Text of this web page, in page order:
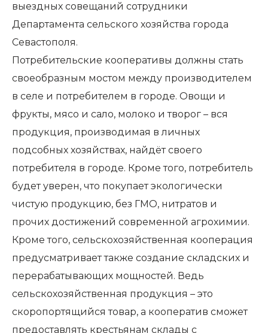
выездных совещаний сотрудники
Департамента сельского хозяйства города
Севастополя.
Потребительские кооперативы должны стать
своеобразным мостом между производителем
в селе и потребителем в городе. Овощи и
фрукты, мясо и сало, молоко и творог – вся
продукция, производимая в личных
подсобных хозяйствах, найдёт своего
потребителя в городе. Кроме того, потребитель
будет уверен, что покупает экологически
чистую продукцию, без ГМО, нитратов и
прочих достижений современной агрохимии.
Кроме того, сельскохозяйственная кооперация
предусматривает также создание складских и
перерабатывающих мощностей. Ведь
сельскохозяйственная продукция – это
скоропортящийся товар, а кооператив сможет
предоставлять крестьянам склады с